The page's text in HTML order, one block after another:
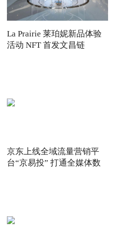
La Prairie 莱珀妮新品体验
活动 NFT 首发文昌链
京东上线全域流量营销平
台“京易投” 打通全媒体数